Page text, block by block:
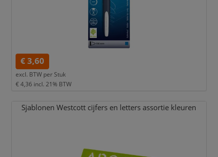
€ 3,60
excl. BTW per Stuk
€ 4,36 incl. 21% BTW
Sjablonen Westcott cijfers en letters assortie kleuren